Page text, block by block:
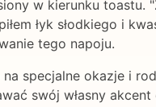
w kierunku toastu.
łyk słodkiego i
tego napoju.
specjalne okazje i
swój własny